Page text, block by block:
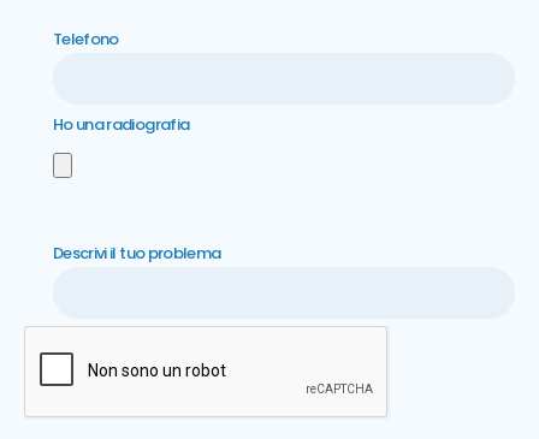
Telefono
Ho una radiografia
Descrivi il tuo problema